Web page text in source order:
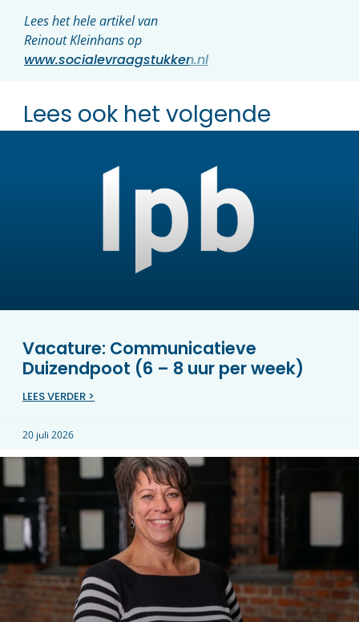
Lees het hele artikel van
Reinout Kleinhans op
www.socialevraagstukken.nl
Lees ook het volgende
Vacature: Communicatieve
Duizendpoot (6 – 8 uur per week)
LEES VERDER >
20 juli 2026